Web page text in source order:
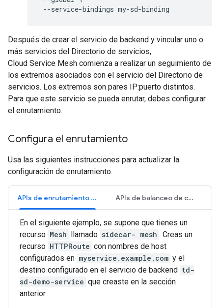
Después de crear el servicio de backend y vincular uno o
más servicios del Directorio de servicios,
Cloud Service Mesh comienza a realizar un seguimiento de
los extremos asociados con el servicio del Directorio de
servicios. Los extremos son pares IP:puerto distintos.
Para que este servicio se pueda enrutar, debes configurar
el enrutamiento.
Configura el enrutamiento
Usa las siguientes instrucciones para actualizar la
configuración de enrutamiento.
APIs de enrutamiento de servicios APIs de balanceo de cargas
En el siguiente ejemplo, se supone que tienes un
recurso Mesh llamado sidecar- mesh . Creas un
recurso HTTPRoute con nombres de host
configurados en myservice.example.com y el
destino configurado en el servicio de backend td-
sd-demo-service que creaste en la sección
anterior.